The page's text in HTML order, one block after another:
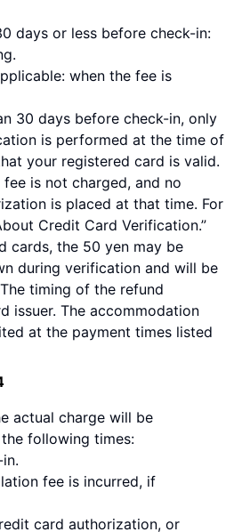
days or less before check-in:
when the fee is
30 days before check-in, only
is performed at the time of
your registered card is valid.
is not charged, and no
is placed at that time. For
Credit Card Verification.”
cards, the 50 yen may be
during verification and will be
timing of the refund
issuer. The accommodation
at the payment times listed
actual charge will be
following times:
fee is incurred, if
card authorization, or